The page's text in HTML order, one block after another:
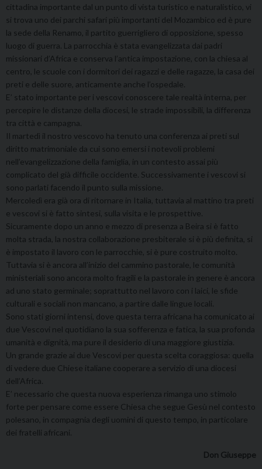
cittadina importante dal un punto di vista turistico e naturalistico, vi
si trova uno dei parchi safari più importanti del Mozambico ed è pure
la sede della Renamo, il partito guerrigliero di opposizione, spesso
luogo di guerra. La parrocchia è stata evangelizzata dai padri
missionari d’Africa e conserva l’antica impostazione, con la chiesa al
centro, le scuole con i dormitori dei ragazzi e delle ragazze, la casa dei
preti e delle suore, anticamente anche l’ospedale.
E’ stato importante per i vescovi conoscere tale realtà interna, per
percepire le distanze della diocesi, le strade impossibili, la differenza
tra città e campagna.
Il martedì il nostro vescovo ha tenuto una conferenza ai preti sul
diritto matrimoniale da cui sono emersi i notevoli problemi
nell’evangelizzazione della famiglia, in un contesto assai più
complicato del già difficile occidente. Successivamente i vescovi si
sono parlati facendo il punto sulla missione.
Mercoledì era già ora di ritornare in Italia, tuttavia al mattino tra preti
e vescovi si è fatto sintesi, sulla visita e le prospettive.
Sicuramente dopo un anno e mezzo di presenza a Beira si è fatto
molta strada, la nostra collaborazione presbiterale si è più definita, si
è impostato il lavoro con le parrocchie, si è pure costruito molto.
Tuttavia si è ancora all’inizio del cammino pastorale, le comunità
ministeriali sono ancora molto fragili e la pastorale in genere è ancora
ad uno stato germinale; soprattutto nel lavoro con i laici, le sfide
culturali e sociali non mancano, a partire dalle lingue locali.
Sono stati giorni intensi, dove questa terra africana ha comunicato ai
due Vescovi nel quotidiano la sua sofferenza e fatica, la sua profonda
umanità e dignità, ma pure il desiderio di una maggiore giustizia.
Un grande grazie ai due Vescovi per questa scelta coraggiosa: quella
di vedere due Chiese italiane cooperare a servizio di una diocesi
dell’Africa.
E’ necessario che questa nuova esperienza rimanga uno stimolo
forte per pensare come essere Chiesa che segue Gesù nel contesto
polesano, in compagnia degli uomini di questo tempo, in particolare
dei fratelli africani.
Don Giuseppe